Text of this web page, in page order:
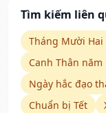
Tìm kiếm liên
Tháng Mười Hai
Canh Thân năm
Ngày hắc đạo
Chuẩn bị Tết